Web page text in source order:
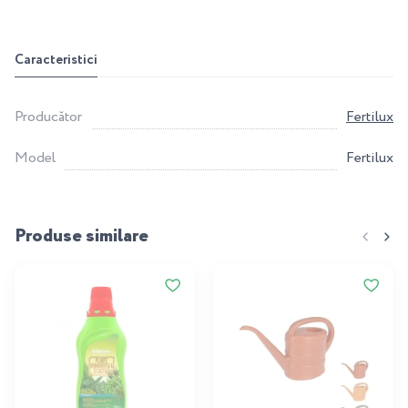
Caracteristici
Producător
Fertilux
Model
Fertilux
Produse similare